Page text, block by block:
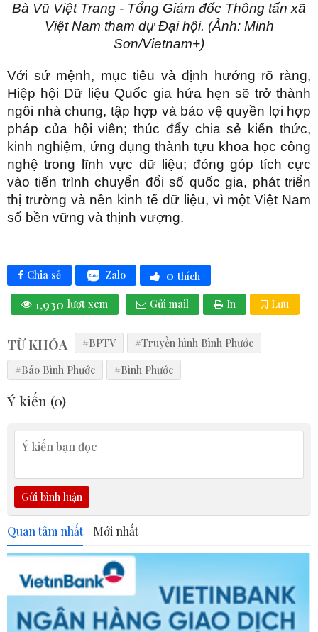
Bà Vũ Việt Trang - Tổng Giám đốc Thông tấn xã
Việt Nam tham dự Đại hội. (Ảnh: Minh
Sơn/Vietnam+)
Với sứ mệnh, mục tiêu và định hướng rõ ràng,
Hiệp hội Dữ liệu Quốc gia hứa hẹn sẽ trở thành
ngôi nhà chung, tập hợp và bảo vệ quyền lợi hợp
pháp của hội viên; thúc đẩy chia sẻ kiến thức,
kinh nghiệm, ứng dụng thành tựu khoa học công
nghệ trong lĩnh vực dữ liệu; đóng góp tích cực
vào tiến trình chuyển đổi số quốc gia, phát triển
thị trường và nền kinh tế dữ liệu, vì một Việt Nam
số bền vững và thịnh vượng.
Chia sẻ Zalo 0 thích
1,930 lượt xem Gửi mail In Lưu
TỪ KHÓA #BPTV
#Truyền hình Bình Phước
#Báo Bình Phước
#Bình Phước
Ý kiến (0)
Gửi bình luận
Quan tâm nhất Mới nhất